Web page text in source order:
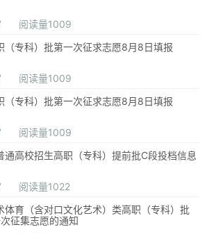
阅读量1009
专科）批第一次征求志愿8月8日填报
阅读量1009
专科）批第一次征求志愿8月8日填报
阅读量1009
高校招生高职（专科）提前批C段投档信息
阅读量1022
育（含对口文化艺术）类高职（专科）批
征集志愿的通知